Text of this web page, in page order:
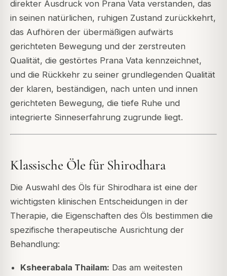
direkter Ausdruck von Prana Vata verstanden, das
in seinen natürlichen, ruhigen Zustand zurückkehrt,
das Aufhören der übermäßigen aufwärts
gerichteten Bewegung und der zerstreuten
Qualität, die gestörtes Prana Vata kennzeichnet,
und die Rückkehr zu seiner grundlegenden Qualität
der klaren, beständigen, nach unten und innen
gerichteten Bewegung, die tiefe Ruhe und
integrierte Sinneserfahrung zugrunde liegt.
Klassische Öle für Shirodhara
Die Auswahl des Öls für Shirodhara ist eine der
wichtigsten klinischen Entscheidungen in der
Therapie, die Eigenschaften des Öls bestimmen die
spezifische therapeutische Ausrichtung der
Behandlung:
Ksheerabala Thailam: Das am weitesten